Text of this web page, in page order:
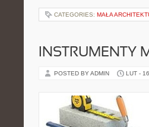
CATEGORIES: MAŁA
INSTRUMENTY
POSTED BY ADMIN LUT -